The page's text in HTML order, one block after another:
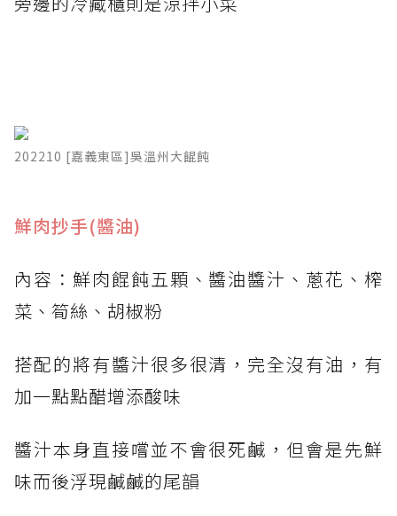
202210 [嘉義東區]吳溫州大餛飩
​鮮肉抄手(醬油)
內容：鮮肉餛飩五顆、醬油醬汁、蔥花、榨
菜、筍絲、胡椒粉
搭配的將有醬汁很多很清，完全沒有油，有
加一點點醋增添酸味
醬汁本身直接嚐並不會很死鹹，但會是先鮮
味而後浮現鹹鹹的尾韻